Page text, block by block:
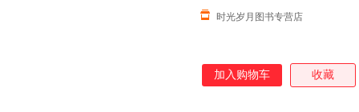
时光岁月图书专营店
加入购物车 收藏